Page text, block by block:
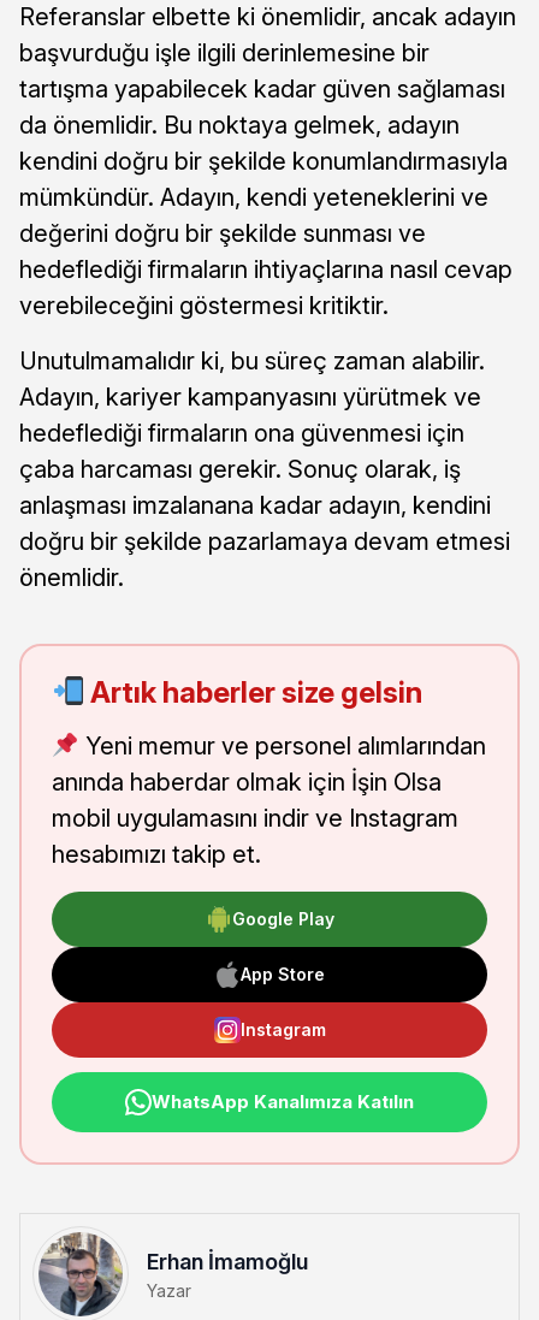
Referanslar elbette ki önemlidir, ancak adayın
başvurduğu işle ilgili derinlemesine bir
tartışma yapabilecek kadar güven sağlaması
da önemlidir. Bu noktaya gelmek, adayın
kendini doğru bir şekilde konumlandırmasıyla
mümkündür. Adayın, kendi yeteneklerini ve
değerini doğru bir şekilde sunması ve
hedeflediği firmaların ihtiyaçlarına nasıl cevap
verebileceğini göstermesi kritiktir.
Unutulmamalıdır ki, bu süreç zaman alabilir.
Adayın, kariyer kampanyasını yürütmek ve
hedeflediği firmaların ona güvenmesi için
çaba harcaması gerekir. Sonuç olarak, iş
anlaşması imzalanana kadar adayın, kendini
doğru bir şekilde pazarlamaya devam etmesi
önemlidir.
Artık haberler size gelsin
Yeni memur ve personel alımlarından
anında haberdar olmak için İşin Olsa
mobil uygulamasını indir ve Instagram
hesabımızı takip et.
Google Play
App Store
Instagram
WhatsApp Kanalımıza Katılın
Erhan İmamoğlu
Yazar